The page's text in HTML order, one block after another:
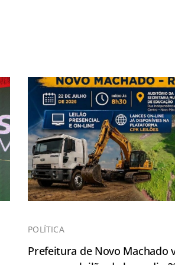
POLÍTICA
Prefeitura de Novo Machado